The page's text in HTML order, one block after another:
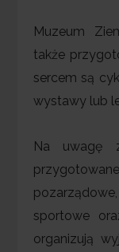
Muzeum
także
sercem są
wystawy lub
Na uwagę
sportowe
organizują